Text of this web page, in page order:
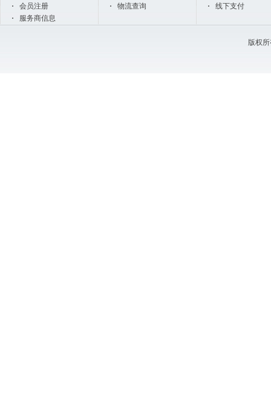
会员注册
服务商信息
物流查询 线下支付
版权